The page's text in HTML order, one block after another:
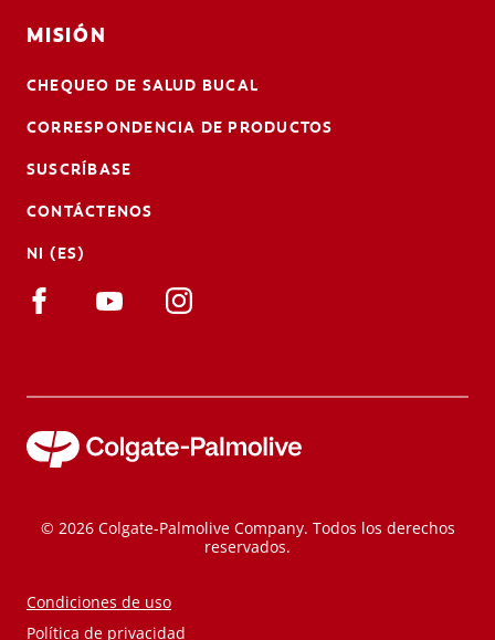
MISIÓN
CHEQUEO DE SALUD BUCAL
CORRESPONDENCIA DE PRODUCTOS
SUSCRÍBASE
CONTÁCTENOS
NI (ES)
© 2026 Colgate-Palmolive Company. Todos los derechos
reservados.
Condiciones de uso
Política de privacidad